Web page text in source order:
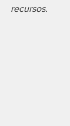
recursos.